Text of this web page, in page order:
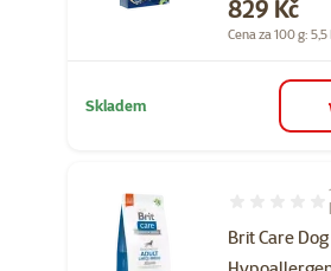
Cena
829 Kč
Cena za 100 g: 5,5
Skladem
Brit Care Dog
Hodnocení